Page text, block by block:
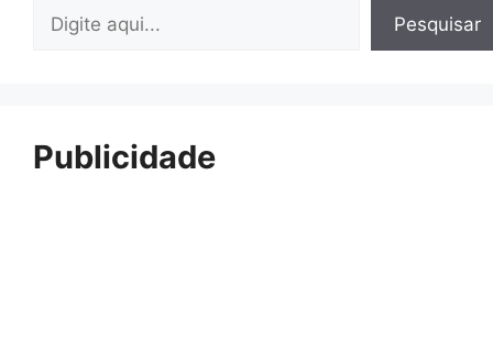
Pesquisar Pesquisar
Publicidade